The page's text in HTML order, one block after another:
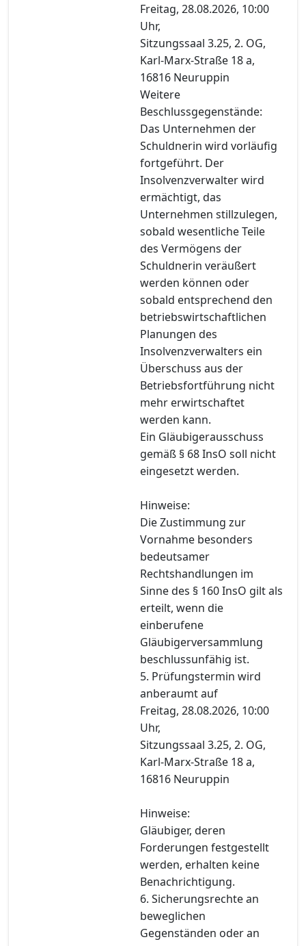
Freitag, 28.08.2026, 10:00
Uhr,
Sitzungssaal 3.25, 2. OG,
Karl-Marx-Straße 18 a,
16816 Neuruppin
Weitere
Beschlussgegenstände:
Das Unternehmen der
Schuldnerin wird vorläufig
fortgeführt. Der
Insolvenzverwalter wird
ermächtigt, das
Unternehmen stillzulegen,
sobald wesentliche Teile
des Vermögens der
Schuldnerin veräußert
werden können oder
sobald entsprechend den
betriebswirtschaftlichen
Planungen des
Insolvenzverwalters ein
Überschuss aus der
Betriebsfortführung nicht
mehr erwirtschaftet
werden kann.
Ein Gläubigerausschuss
gemäß § 68 InsO soll nicht
eingesetzt werden.
Hinweise:
Die Zustimmung zur
Vornahme besonders
bedeutsamer
Rechtshandlungen im
Sinne des § 160 InsO gilt als
erteilt, wenn die
einberufene
Gläubigerversammlung
beschlussunfähig ist.
5. Prüfungstermin wird
anberaumt auf
Freitag, 28.08.2026, 10:00
Uhr,
Sitzungssaal 3.25, 2. OG,
Karl-Marx-Straße 18 a,
16816 Neuruppin
Hinweise:
Gläubiger, deren
Forderungen festgestellt
werden, erhalten keine
Benachrichtigung.
6. Sicherungsrechte an
beweglichen
Gegenständen oder an